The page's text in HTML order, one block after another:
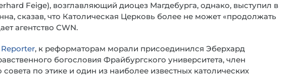
Feige), возглавляющий диоцез Магдебурга, однако, выступил в
сказав, что Католическая Церковь более не может «продолжать
агентство CWN.
, к реформаторам морали присоединился Эберхард
богословия Фрайбургского университета, член
по этике и один из наиболее известных католических